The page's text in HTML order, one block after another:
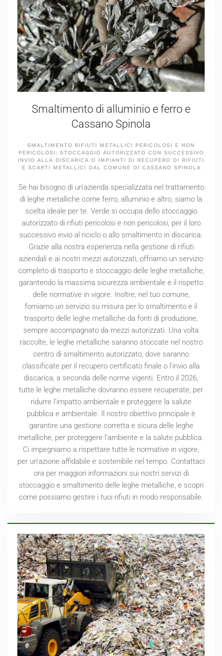
Smaltimento di alluminio e ferro e
Cassano Spinola
SMALTIMENTO RIFIUTI METALLICI PERICOLOSI E NON
PERICOLOSI: STOCCAGGIO AUTORIZZATO CON SUCCESSIVO
INVIO ALLA DISCARICA O IMPIANTI DI RECUPERO DI RIFIUTI
E SCARTI METALLICI DAL COMUNE DI CASSANO SPINOLA
Se hai bisogno di un'azienda specializzata nel trattamento
di leghe metalliche come ferro, alluminio e altro, siamo la
scelta ideale per te. Verde si occupa dello stoccaggio
autorizzato di rifiuti pericolosi e non pericolosi, per il loro
successivo invio al riciclo o allo smaltimento in discarica.
Grazie alla nostra esperienza nella gestione di rifiuti
aziendali e ai nostri mezzi autorizzati, offriamo un servizio
completo di trasporto e stoccaggio delle leghe metalliche,
garantendo la massima sicurezza ambientale e il rispetto
delle normative in vigore. Inoltre, nel tuo comune,
forniamo un servizio su misura per lo smaltimento e il
trasporto delle leghe metalliche da fonti di produzione,
sempre accompagnato da mezzi autorizzati. Una volta
raccolte, le leghe metalliche saranno stoccate nel nostro
centro di smaltimento autorizzato, dove saranno
classificate per il recupero certificato finale o l'invio alla
discarica, a seconda delle norme vigenti. Entro il 2026,
tutte le leghe metalliche dovranno essere recuperate, per
ridurre l'impatto ambientale e proteggere la salute
pubblica e ambientale. Il nostro obiettivo principale è
garantire una gestione corretta e sicura delle leghe
metalliche, per proteggere l'ambiente e la salute pubblica.
Ci impegniamo a rispettare tutte le normative in vigore,
per un'azione affidabile e sostenibile nel tempo. Contattaci
ora per maggiori informazioni sui nostri servizi di
stoccaggio e smaltimento delle leghe metalliche, e scopri
come possiamo gestire i tuoi rifiuti in modo responsabile.